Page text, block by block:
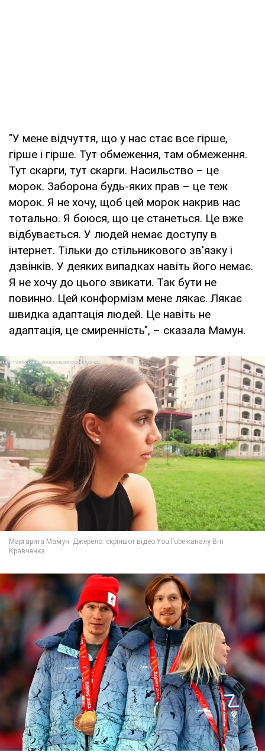
"У мене відчуття, що у нас стає все гірше,
гірше і гірше. Тут обмеження, там обмеження.
Тут скарги, тут скарги. Насильство – це
морок. Заборона будь-яких прав – це теж
морок. Я не хочу, щоб цей морок накрив нас
тотально. Я боюся, що це станеться. Це вже
відбувається. У людей немає доступу в
інтернет. Тільки до стільникового зв'язку і
дзвінків. У деяких випадках навіть його немає.
Я не хочу до цього звикати. Так бути не
повинно. Цей конформізм мене лякає. Лякає
швидка адаптація людей. Це навіть не
адаптація, це смиренність", – сказала Мамун.